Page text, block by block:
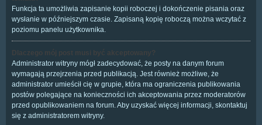
Funkcja ta umożliwia zapisanie kopii roboczej i dokończenie pisania oraz
wysłanie w późniejszym czasie. Zapisaną kopię roboczą można wczytać z
poziomu panelu użytkownika.
Dlaczego mój post musi być akceptowany?
Administrator witryny mógł zadecydować, że posty na danym forum
wymagają przejrzenia przed publikacją. Jest również możliwe, że
administrator umieścił cię w grupie, która ma ograniczenia publikowania
postów polegające na konieczności ich akceptowania przez moderatorów
przed opublikowaniem na forum. Aby uzyskać więcej informacji, skontaktuj
się z administratorem witryny.